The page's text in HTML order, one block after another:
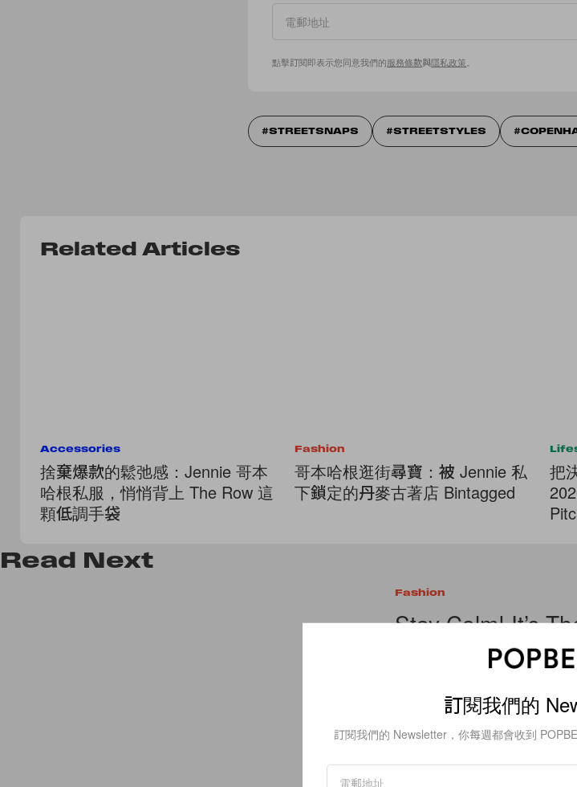
點擊訂閱即表示您同意我們的服務條款與隱私政策
STREETSNAPS STREETSTYLES
Related Articles
Accessories
捨棄爆款的鬆弛感：Jennie 哥本
哈根私服，悄悄背上 The Row 這
顆低調手袋
Fashion
哥本哈根逛街尋寶：被 Jennie 私
下鎖定的丹麥古著店 Bintagged
把
Read Next
Fashion
Stay Calm! It’s
Autumn Winter
聖誕節除了是狂歡的節日，也是購
減價，人人都把握最後機會搶購心
雲集多個國際時尚名牌的 Harvey
ByVicky Wai /2013年12月19日
訂閱我們的
訂閱我們的 Newsletter，你每週都會收到